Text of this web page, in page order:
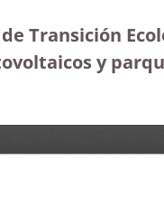
Transición
y